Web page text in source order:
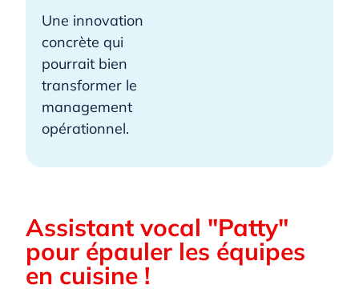
Une innovation
concrète qui
pourrait bien
transformer le
management
opérationnel.
Assistant vocal "Patty"
pour épauler les équipes
en cuisine !